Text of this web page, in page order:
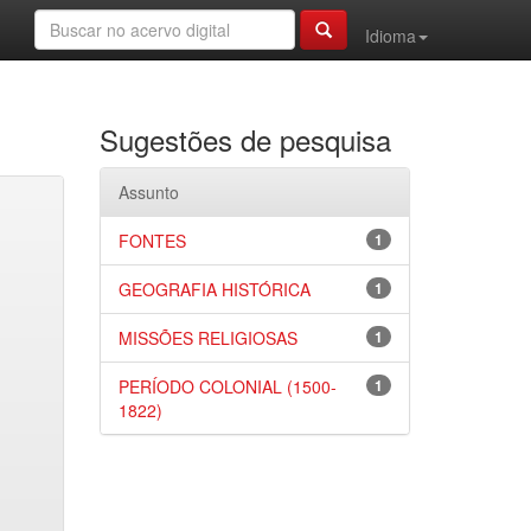
Idioma
Sugestões de pesquisa
Assunto
1
FONTES
1
GEOGRAFIA HISTÓRICA
1
MISSÕES RELIGIOSAS
1
PERÍODO COLONIAL (1500-
1822)